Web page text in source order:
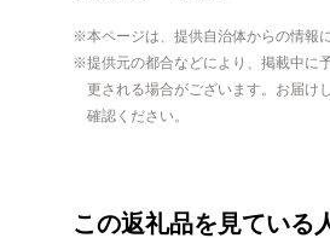
本ページは、提供自治体からの情報
提供元の都合などにより、掲載中に
更される場合がございます。お届け
確認ください。
この返礼品を見ている